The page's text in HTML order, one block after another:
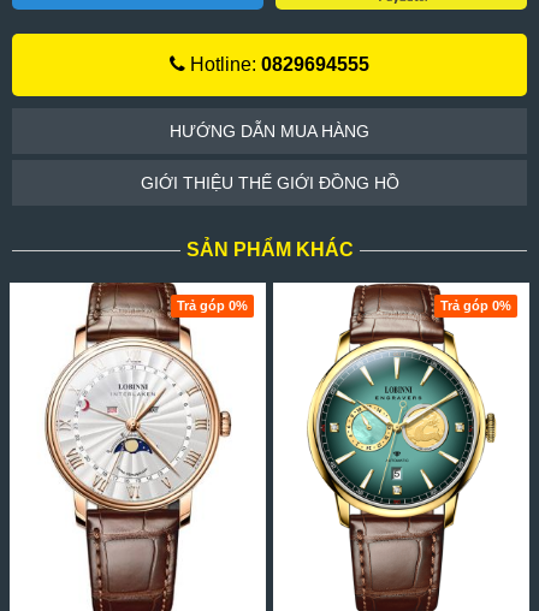
Hotline: 0829694555
HƯỚNG DẪN MUA HÀNG
GIỚI THIỆU THẾ GIỚI ĐỒNG HỒ
SẢN PHẨM KHÁC
Trả góp 0% Trả góp 0%